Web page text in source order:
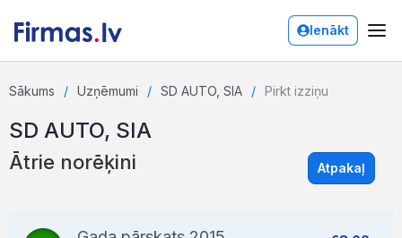
Ienākt
Sākums Uzņēmumi SD AUTO, SIA Pirkt izziņu
SD AUTO, SIA
Ātrie norēķini Atpakaļ